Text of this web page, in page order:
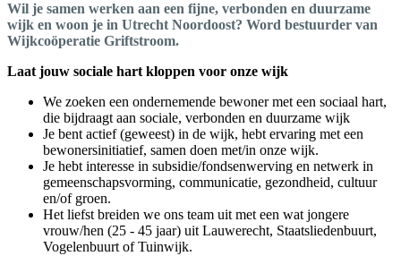
Wil je samen werken aan een fijne, verbonden en duurzame
wijk en woon je in Utrecht Noordoost? Word bestuurder van
Wijkcoöperatie Griftstroom.
Laat jouw sociale hart kloppen voor onze wijk
We zoeken een ondernemende bewoner met een sociaal hart,
die bijdraagt aan sociale, verbonden en duurzame wijk
Je bent actief (geweest) in de wijk, hebt ervaring met een
bewonersinitiatief, samen doen met/in onze wijk.
Je hebt interesse in subsidie/fondsenwerving en netwerk in
gemeenschapsvorming, communicatie, gezondheid, cultuur
en/of groen.
Het liefst breiden we ons team uit met een wat jongere
vrouw/hen (25 - 45 jaar) uit Lauwerecht, Staatsliedenbuurt,
Vogelenbuurt of Tuinwijk.